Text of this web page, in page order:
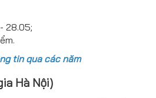
28.05;
tin qua các năm
Hà Nội)